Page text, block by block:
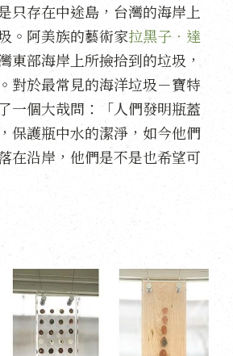
只存在中途島，台灣的海岸上
。阿美族的藝術家拉黑子‧達
東部海岸上所撿拾到的垃圾，
對於最常見的海洋垃圾－寶特
一個大哉問：「人們發明瓶蓋
保護瓶中水的潔淨，如今他們
在沿岸，他們是不是也希望可